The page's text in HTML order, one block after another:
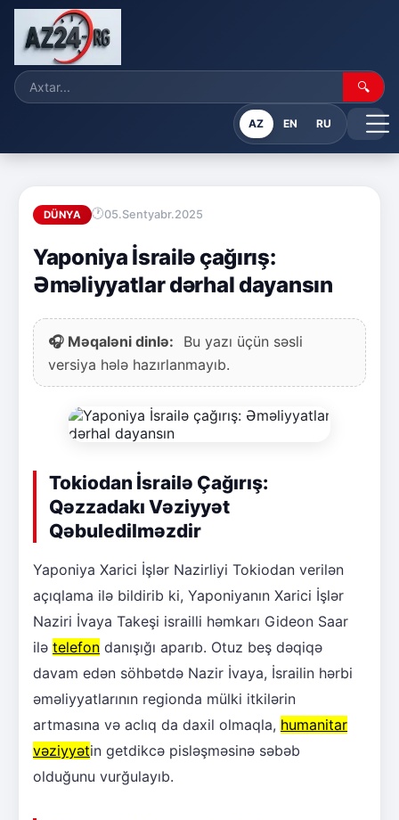
🔍
AZ EN RU
DÜNYA 05.Sentyabr.2025
Yaponiya İsrailə çağırış:
Əməliyyatlar dərhal dayansın
🎧 Məqaləni dinlə:
Bu yazı üçün səsli
versiya hələ hazırlanmayıb.
Tokiodan İsrailə Çağırış:
Qəzzadakı Vəziyyət
Qəbuledilməzdir
Yaponiya Xarici İşlər Nazirliyi Tokiodan verilən
açıqlama ilə bildirib ki, Yaponiyanın Xarici İşlər
Naziri İvaya Takeşi israilli həmkarı Gideon Saar
ilə telefon danışığı aparıb. Otuz beş dəqiqə
davam edən söhbətdə Nazir İvaya, İsrailin hərbi
əməliyyatlarının regionda mülki itkilərin
artmasına və aclıq da daxil olmaqla, humanitar
vəziyyətin getdikcə pisləşməsinə səbəb
olduğunu vurğulayıb.